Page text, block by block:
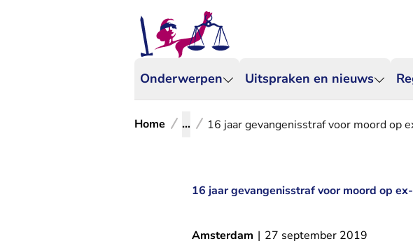
Onderwerpen Uitspraken en nieuws
Home ... 16 jaar gevangenisstraf voor moord op
16 jaar gevangenisstraf voor moord op
Amsterdam | 27 september 2019